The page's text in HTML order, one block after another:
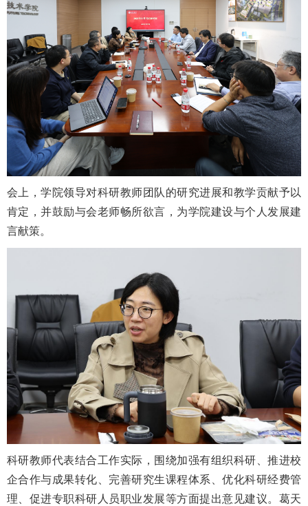
会上，学院领导对科研教师团队的研究进展和教学贡献予以
肯定，并鼓励与会老师畅所欲言，为学院建设与个人发展建
言献策。
科研教师代表结合工作实际，围绕加强有组织科研、推进校
企合作与成果转化、完善研究生课程体系、优化科研经费管
理、促进专职科研人员职业发展等方面提出意见建议。葛天